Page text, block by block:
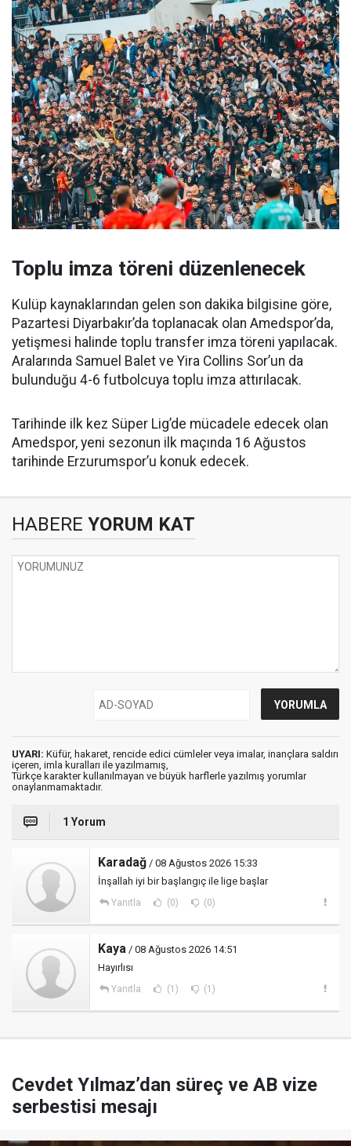
Toplu imza töreni düzenlenecek
Kulüp kaynaklarından gelen son dakika bilgisine göre,
Pazartesi Diyarbakır’da toplanacak olan Amedspor’da,
yetişmesi halinde toplu transfer imza töreni yapılacak.
Aralarında Samuel Balet ve Yira Collins Sor’un da
bulunduğu 4-6 futbolcuya toplu imza attırılacak.
Tarihinde ilk kez Süper Lig’de mücadele edecek olan
Amedspor, yeni sezonun ilk maçında 16 Ağustos
tarihinde Erzurumspor’u konuk edecek.
HABERE YORUM KAT
UYARI: Küfür, hakaret, rencide edici cümleler veya imalar, inançlara saldırı
içeren, imla kuralları ile yazılmamış,
Türkçe karakter kullanılmayan ve büyük harflerle yazılmış yorumlar
onaylanmamaktadır.
1 Yorum
Karadağ / 08 Ağustos 2026 15:33
İnşallah iyi bir başlangıç ile lige başlar
Yanıtla (0) (0)
Kaya / 08 Ağustos 2026 14:51
Hayırlısı
Yanıtla (1) (1)
Cevdet Yılmaz’dan süreç ve AB vize
serbestisi mesajı